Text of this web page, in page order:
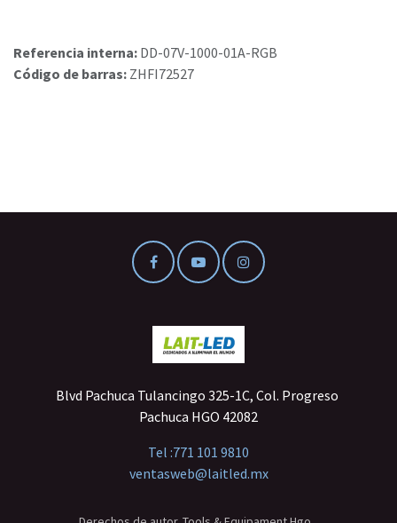
Referencia interna: DD-07V-1000-01A-RGB
Código de barras: ZHFI72527
Blvd Pachuca Tulancingo 325-1C, Col. Progreso
Pachuca HGO 42082
Tel :771 101 9810
ventasweb@laitled.mx